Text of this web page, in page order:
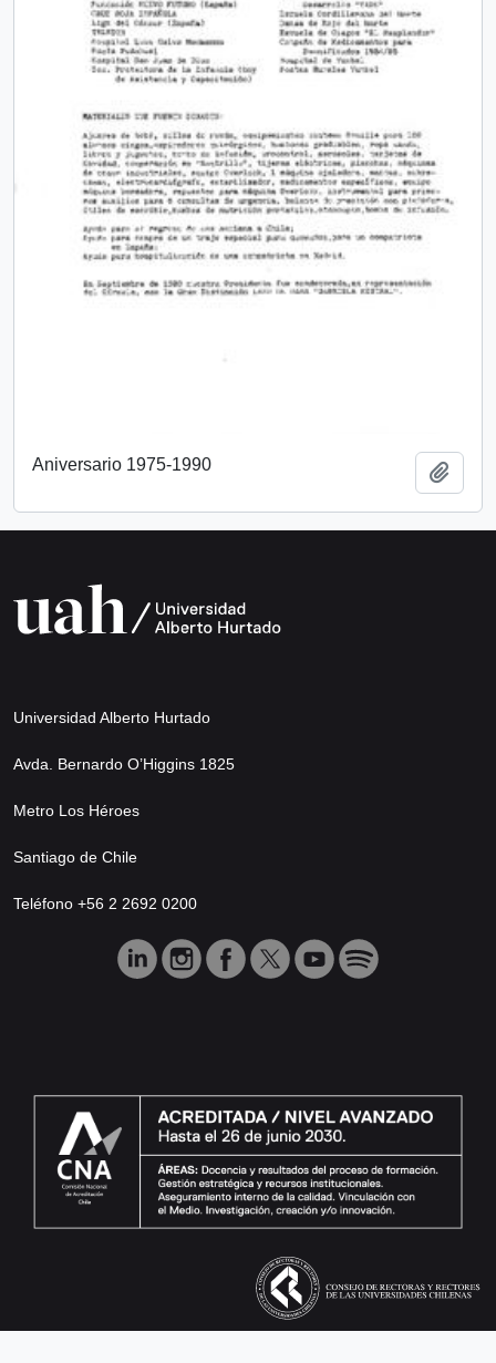
Aniversario 1975-1990
Universidad Alberto Hurtado
Avda. Bernardo O’Higgins 1825
Metro Los Héroes
Santiago de Chile
Teléfono +56 2 2692 0200